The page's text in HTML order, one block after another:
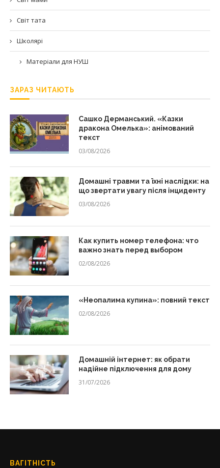
Світ тата
Школярі
Матеріали для НУШ
ЗАРАЗ ЧИТАЮТЬ
Сашко Дерманський. «Казки
дракона Омелька»: анімований
текст
03/08/2026
Домашні травми та їхні наслідки: на
що звертати увагу після інциденту
03/08/2026
Как купить номер телефона: что
важно знать перед выбором
02/08/2026
«Неопалима купина»: повний текст
02/08/2026
Домашній інтернет: як обрати
надійне підключення для дому
31/07/2026
ВАГІТНІСТЬ